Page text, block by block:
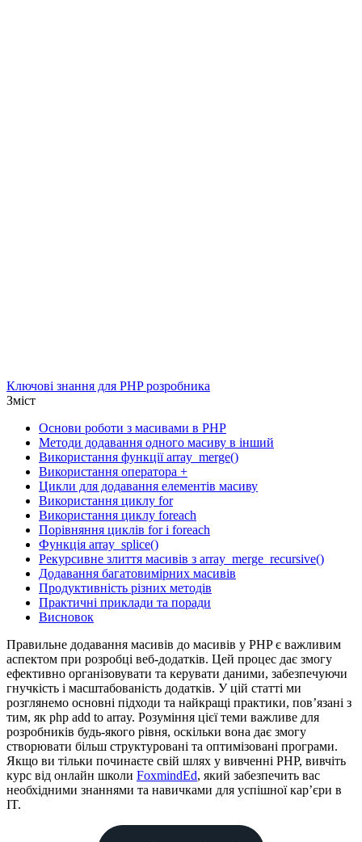
Ключові знання для PHP розробника
Зміст
Основи роботи з масивами в PHP
Методи додавання одного масиву в інший
Використання функції array_merge()
Використання оператора +
Цикли для додавання елементів масиву
Використання циклу for
Використання циклу foreach
Порівняння циклів for і foreach
Функція array_splice()
Рекурсивне злиття масивів з array_merge_recursive()
Додавання багатовимірних масивів
Продуктивність різних методів
Практичні приклади та поради
Висновок
Правильне додавання масивів до масивів у PHP є важливим
аспектом при розробці веб-додатків. Цей процес дає змогу
ефективно організовувати та керувати даними, забезпечуючи
гнучкість і масштабованість додатків. У цій статті ми
розглянемо основні підходи та найкращі практики, пов’язані з
тим, як php add to array. Розуміння цієї теми важливе для
розробників будь-якого рівня, оскільки вона дає змогу
створювати більш структуровані та оптимізовані програми.
Якщо ви тільки починаєте свій шлях у вивченні PHP, вивчіть
курс від онлайн школи FoxmindEd, який забезпечить вас
необхідними знаннями та навичками для успішної кар’єри в
IT.